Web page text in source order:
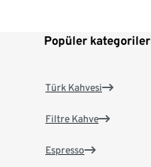
Popüler kategoriler
Türk Kahvesi
Filtre Kahve
Espresso